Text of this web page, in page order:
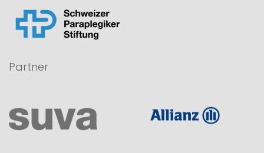
Partner